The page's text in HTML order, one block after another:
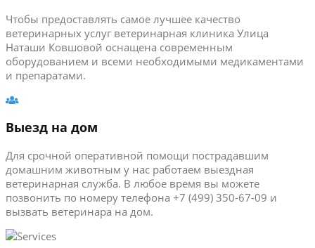
Чтобы предоставлять самое лучшее качество
ветеринарных услуг ветеринарная клиника Улица
Наташи Ковшовой оснащена современным
оборудованием и всеми необходимыми медикаментами
и препаратами.
Выезд на дом
Для срочной оперативной помощи пострадавшим
домашним животным у нас работаем выездная
ветеринарная служба. В любое время вы можете
позвонить по номеру телефона +7 (499) 350-67-09 и
вызвать ветеринара на дом.